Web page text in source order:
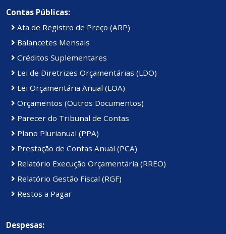
Contas Públicas:
Ata de Registro de Preço (ARP)
Balancetes Mensais
Créditos Suplementares
Lei de Diretrizes Orçamentárias (LDO)
Lei Orçamentária Anual (LOA)
Orçamentos (Outros Documentos)
Parecer do Tribunal de Contas
Plano Plurianual (PPA)
Prestação de Contas Anual (PCA)
Relatório Execução Orçamentária (RREO)
Relatório Gestão Fiscal (RGF)
Restos a Pagar
Despesas: